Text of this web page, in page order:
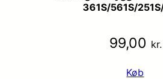
361S/561S/
99,00 kr.
Køb